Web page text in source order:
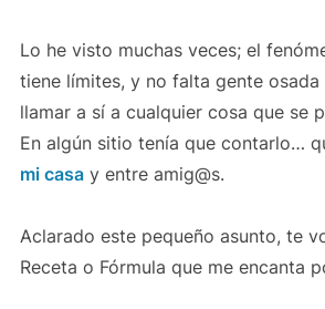
Lo he visto muchas veces; el
tiene límites, y no falta gente osada
llamar a sí a cualquier cosa que se
En algún sitio tenía que contarlo…
mi casay entre amig@s.
Aclarado este pequeño asunto, te
Receta o Fórmula que me encanta